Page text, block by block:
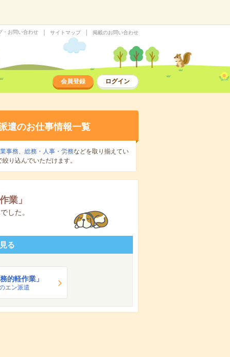
・お問い合わせ サイトマップ 掲載のお問い合わせ
会員登録 ログイン
遣のお仕事情報一覧
事務、 総務・人事・労務などを取り揃えてい
り込んでいただけます。
業 」
した。
る
務的軽作業」
エン派遣